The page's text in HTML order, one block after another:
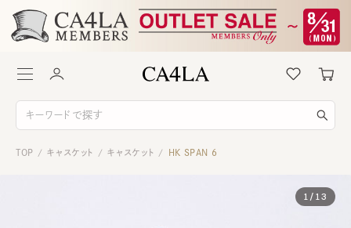
TOP / キャスケット / キャスケット / HK SPAN 6
1 / 13